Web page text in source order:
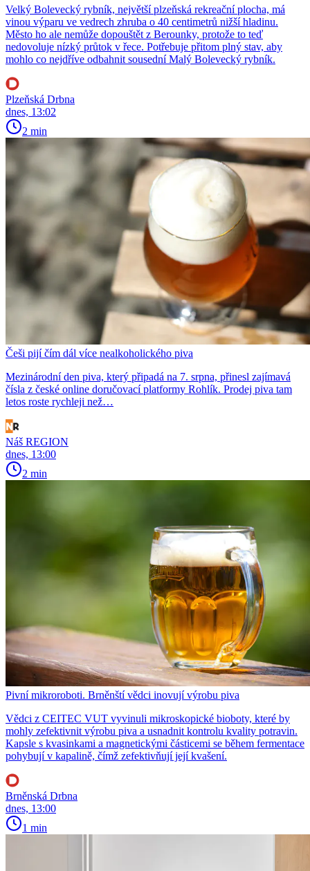
Velký Bolevecký rybník, největší plzeňská rekreační plocha, má
vinou výparu ve vedrech zhruba o 40 centimetrů nižší hladinu.
Město ho ale nemůže dopouštět z Berounky, protože to teď
nedovoluje nízký průtok v řece. Potřebuje přitom plný stav, aby
mohlo co nejdříve odbahnit sousední Malý Bolevecký rybník.
Plzeňská Drbna
dnes, 13:02
2 min
Češi pijí čím dál více nealkoholického piva
Mezinárodní den piva, který připadá na 7. srpna, přinesl zajímavá
čísla z české online doručovací platformy Rohlík. Prodej piva tam
letos roste rychleji než…
Náš REGION
dnes, 13:00
2 min
Pivní mikroroboti. Brněnští vědci inovují výrobu piva
Vědci z CEITEC VUT vyvinuli mikroskopické bioboty, které by
mohly zefektivnit výrobu piva a usnadnit kontrolu kvality potravin.
Kapsle s kvasinkami a magnetickými částicemi se během fermentace
pohybují v kapalině, čímž zefektivňují její kvašení.
Brněnská Drbna
dnes, 13:00
1 min